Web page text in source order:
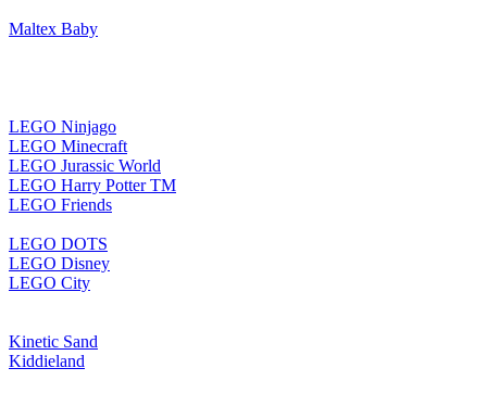
Maltex Baby
LEGO Ninjago
LEGO Minecraft
LEGO Jurassic World
LEGO Harry Potter TM
LEGO Friends
LEGO DOTS
LEGO Disney
LEGO City
Kinetic Sand
Kiddieland